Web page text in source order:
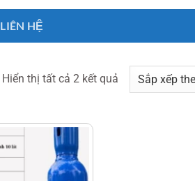
LIÊN HỆ
Hiển thị tất cả 2 kết quảĐã
sắp